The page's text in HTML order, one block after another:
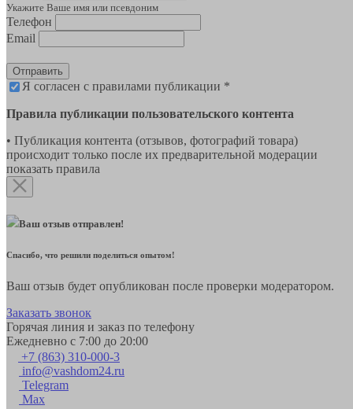
Укажите Ваше имя или псевдоним
Телефон
Email
Отправить
Я согласен с правилами публикации *
Правила публикации пользовательского контента
• Публикация контента (отзывов, фотографий товара)
происходит только после их предварительной модерации
показать правила
Ваш отзыв отправлен!
Спасибо, что решили поделиться опытом!
Ваш отзыв будет опубликован после проверки модератором.
Заказать звонок
Горячая линия и заказ по телефону
Ежедневно с 7:00 до 20:00
+7 (863) 310-000-3
info@vashdom24.ru
Telegram
Max